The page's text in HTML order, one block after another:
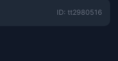
ID: tt2980516